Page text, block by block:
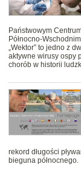
Państwowym
Północno-
„Wektor” to jedno z
aktywne wirusy ospy
chorób w historii
rekord długości
bieguna północnego.